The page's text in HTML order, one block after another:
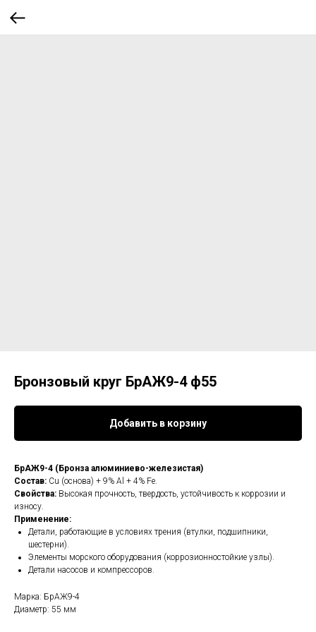
Бронзовый круг БрАЖ9-4 ф55
Добавить в корзину
БрАЖ9-4 (Бронза алюминиево-железистая)
Состав: Cu (основа) + 9% Al + 4% Fe.
Свойства: Высокая прочность, твердость, устойчивость к коррозии и
износу.
Применение:
Детали, работающие в условиях трения (втулки, подшипники,
шестерни).
Элементы морского оборудования (коррозионностойкие узлы).
Детали насосов и компрессоров.
Марка: БрАЖ9-4
Диаметр: 55 мм